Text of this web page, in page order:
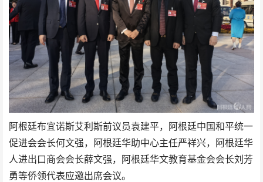
阿根廷布宜诺斯艾利斯前议员袁建平，阿根廷中国和平统一
促进会会长何文强，阿根廷华助中心主任严祥兴，阿根廷华
人进出口商会会长薛文强，阿根廷华文教育基金会会长刘芳
勇等侨领代表应邀出席会议。